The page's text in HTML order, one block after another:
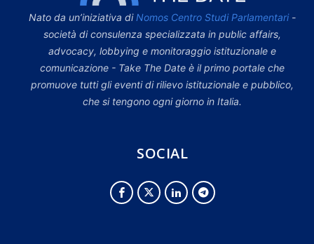
Nato da un’iniziativa di Nomos Centro Studi Parlamentari-
società di consulenza specializzata in public affairs,
advocacy, lobbying e monitoraggio istituzionale e
comunicazione - Take The Date è il primo portale che
promuove tutti gli eventi di rilievo istituzionale e pubblico,
che si tengono ogni giorno in Italia.
SOCIAL